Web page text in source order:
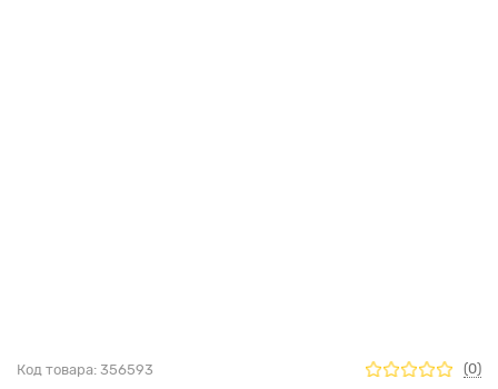
Код товара: 356593 (0)